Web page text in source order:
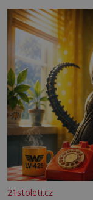
měkkost a
především klidně
21stoleti.cz